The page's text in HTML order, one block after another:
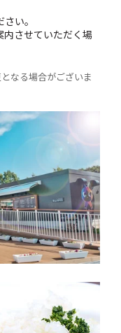
い。
させていただく場
なる場合がございま